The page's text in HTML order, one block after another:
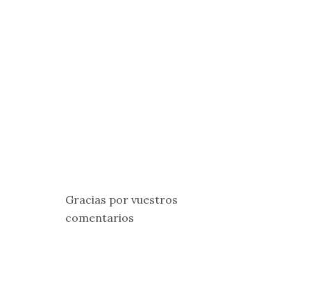
Gracias por vuestros
comentarios